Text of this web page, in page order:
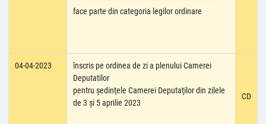
face parte din categoria legilor ordinare
04-04-2023
înscris pe ordinea de zi a plenului Camerei
Deputatilor
pentru şedinţele Camerei Deputaţilor din zilele
de 3 şi 5 aprilie 2023
CD